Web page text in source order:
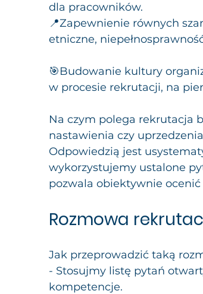
dla pracowników.
📍Zapewnienie równych
etniczne,
🎯Budowanie kultury
w procesie rekrutacji, na
Na czym polega rekrutacja
nastawienia czy
Odpowiedzią jest
wykorzystujemy ustalone
pozwala obiektywnie
Rozmowa
Jak przeprowadzić taką
- Stosujmy listę pytań
kompetencje.